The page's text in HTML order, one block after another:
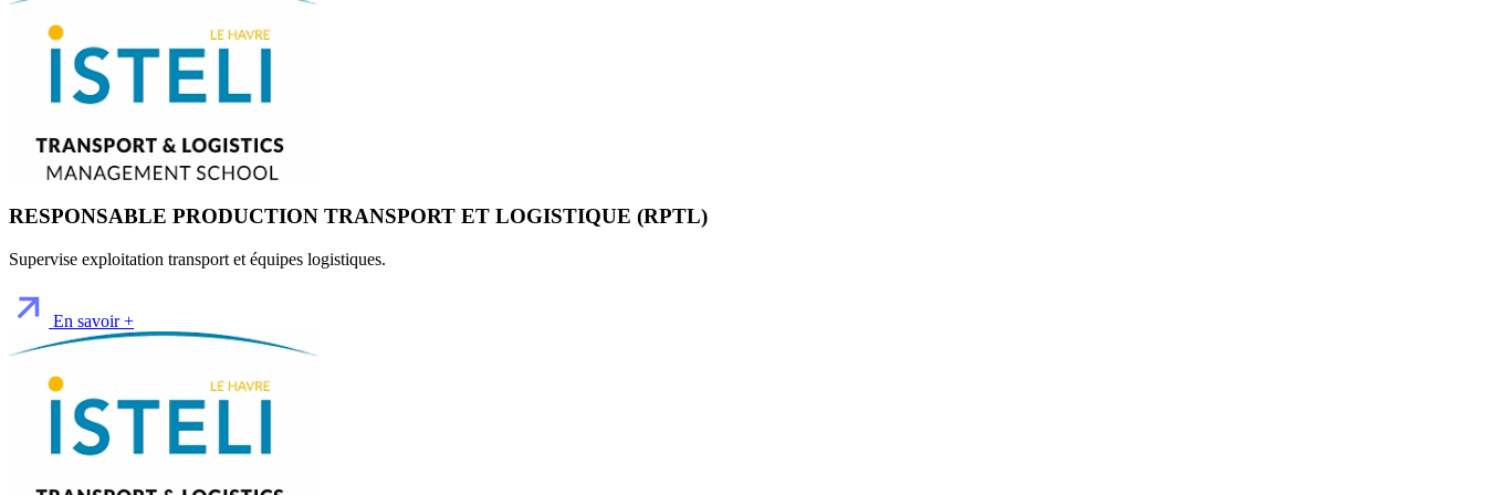
RESPONSABLE PRODUCTION TRANSPORT ET LOGISTIQUE (RPTL)
Supervise exploitation transport et équipes logistiques.
En savoir +